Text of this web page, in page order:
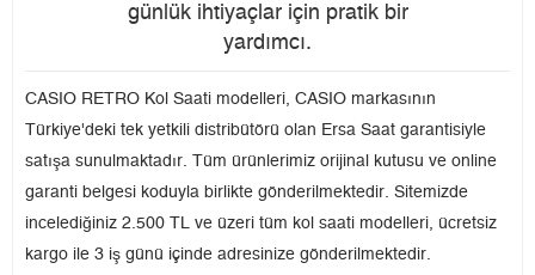
günlük ihtiyaçlar için pratik bir
yardımcı.
CASIO RETRO Kol Saati modelleri, CASIO markasının
Türkiye'deki tek yetkili distribütörü olan Ersa Saat garantisiyle
satışa sunulmaktadır. Tüm ürünlerimiz orijinal kutusu ve online
garanti belgesi koduyla birlikte gönderilmektedir. Sitemizde
incelediğiniz 2.500 TL ve üzeri tüm kol saati modelleri, ücretsiz
kargo ile 3 iş günü içinde adresinize gönderilmektedir.